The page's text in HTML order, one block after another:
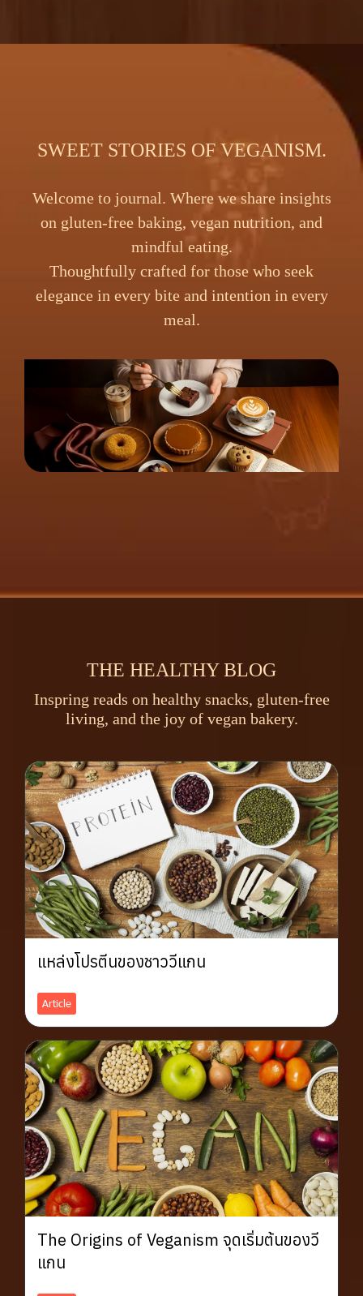
SWEET STORIES OF VEGANISM.
Welcome to journal. Where we share insights
on gluten-free baking, vegan nutrition, and
mindful eating.
Thoughtfully crafted for those who seek
elegance in every bite and intention in every
meal.
THE HEALTHY BLOG
Inspring reads on healthy snacks, gluten-free
living, and the joy of vegan bakery.
แหล่งโปรตีนของชาววีแกน
Article
The Origins of Veganism จุดเริ่มต้นของวี
แกน